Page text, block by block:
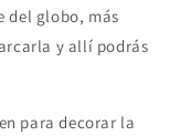
del globo, más
y allí podrás
para decorar la